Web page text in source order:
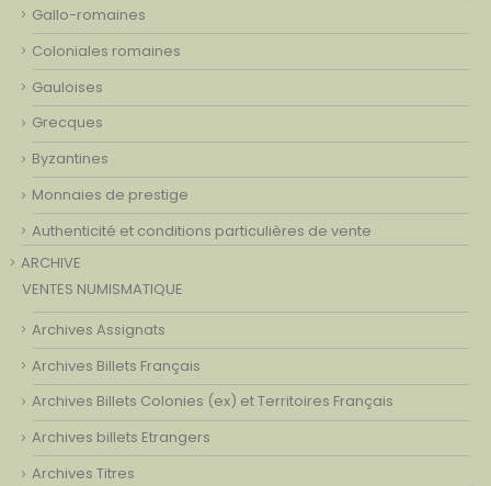
Gallo-romaines
Coloniales romaines
Gauloises
Grecques
Byzantines
Monnaies de prestige
Authenticité et conditions particulières de vente
ARCHIVE
VENTES NUMISMATIQUE
Archives Assignats
Archives Billets Français
Archives Billets Colonies (ex) et Territoires Français
Archives billets Etrangers
Archives Titres